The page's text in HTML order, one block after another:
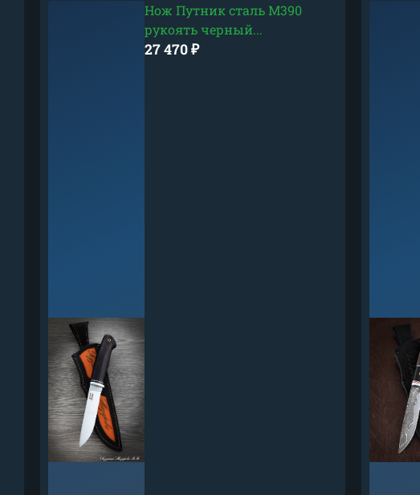
Нож Путник сталь M390
рукоять черный...
27 470₽